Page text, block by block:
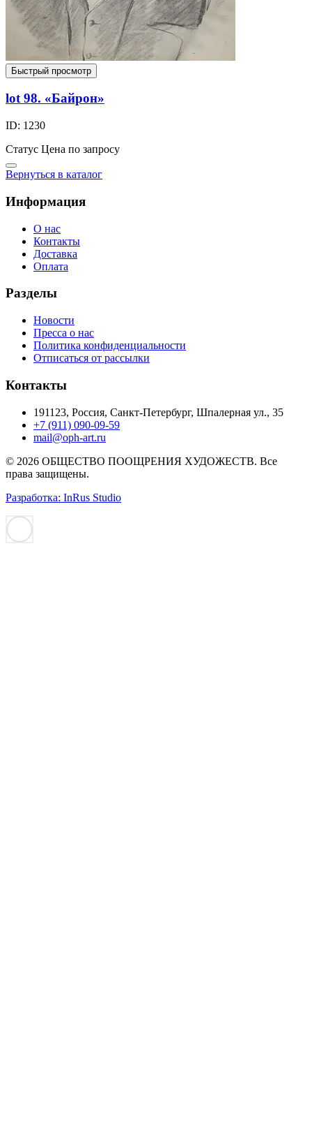
Быстрый просмотр
lot 98. «Байрон»
ID: 1230
Статус Цена по запросу
Вернуться в каталог
Информация
О нас
Контакты
Доставка
Оплата
Разделы
Новости
Пресса о нас
Политика конфиденциальности
Отписаться от рассылки
Контакты
191123, Россия, Санкт-Петербург, Шпалерная ул., 35
+7 (911) 090-09-59
mail@oph-art.ru
© 2026 ОБЩЕСТВО ПООЩРЕНИЯ ХУДОЖЕСТВ. Все
права защищены.
Разработка: InRus Studio